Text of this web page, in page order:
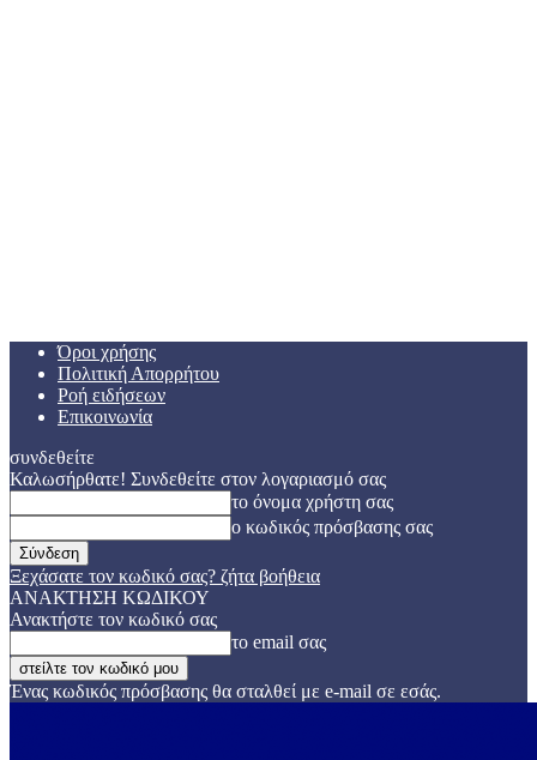
Όροι χρήσης
Πολιτική Απορρήτου
Ροή ειδήσεων
Επικοινωνία
συνδεθείτε
Καλωσήρθατε! Συνδεθείτε στον λογαριασμό σας
το όνομα χρήστη σας
ο κωδικός πρόσβασης σας
Ξεχάσατε τον κωδικό σας? ζήτα βοήθεια
ΑΝΑΚΤΗΣΗ ΚΩΔΙΚΟΥ
Ανακτήστε τον κωδικό σας
το email σας
Ένας κωδικός πρόσβασης θα σταλθεί με e-mail σε εσάς.